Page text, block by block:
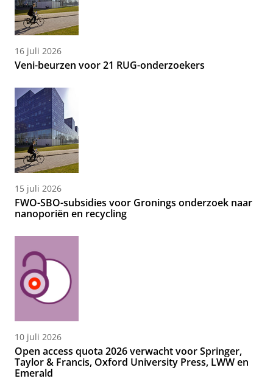
16 juli 2026
Veni-beurzen voor 21 RUG-onderzoekers
15 juli 2026
FWO-SBO-subsidies voor Gronings onderzoek naar
nanoporiën en recycling
10 juli 2026
Open access quota 2026 verwacht voor Springer,
Taylor & Francis, Oxford University Press, LWW en
Emerald